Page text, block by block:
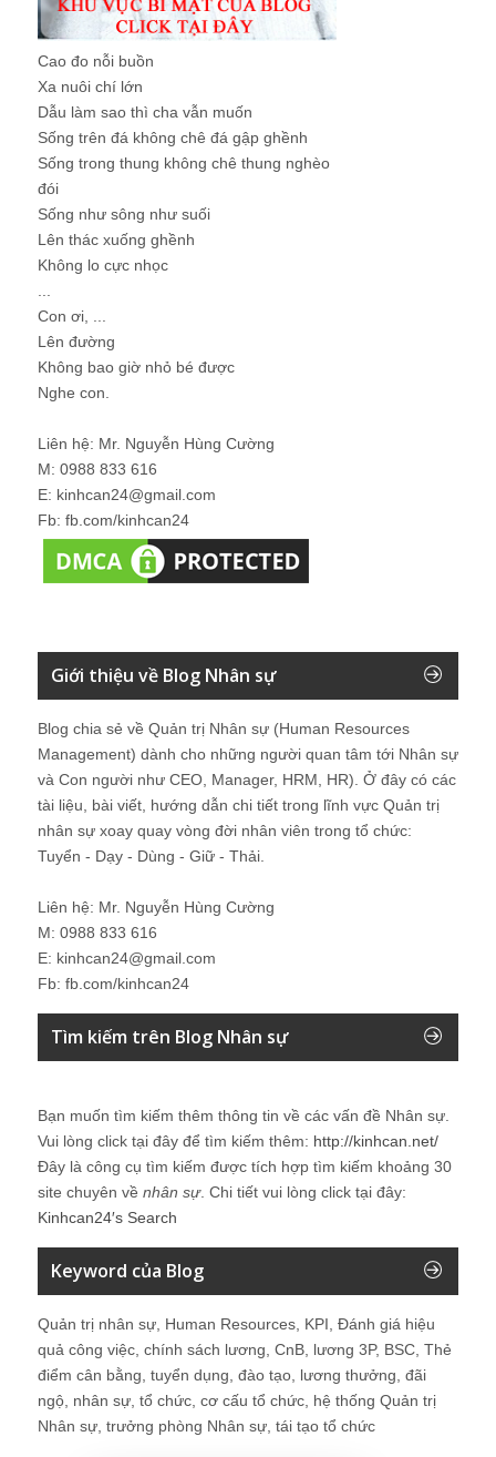
Cao đo nỗi buồn
Xa nuôi chí lớn
Dẫu làm sao thì cha vẫn muốn
Sống trên đá không chê đá gập ghềnh
Sống trong thung không chê thung nghèo
đói
Sống như sông như suối
Lên thác xuống ghềnh
Không lo cực nhọc
Con ơi, ...
Lên đường
Không bao giờ nhỏ bé được
Nghe con.
Liên hệ: Mr. Nguyễn Hùng Cường
M: 0988 833 616
E: kinhcan24@gmail.com
Fb: fb.com/kinhcan24
Giới thiệu về Blog Nhân sự
Blog chia sẻ về Quản trị Nhân sự (Human Resources
Management) dành cho những người quan tâm tới Nhân sự
và Con người như CEO, Manager, HRM, HR). Ở đây có các
tài liệu, bài viết, hướng dẫn chi tiết trong lĩnh vực Quản trị
nhân sự xoay quay vòng đời nhân viên trong tổ chức:
Tuyển - Dạy - Dùng - Giữ - Thải.
Liên hệ: Mr. Nguyễn Hùng Cường
M: 0988 833 616
E: kinhcan24@gmail.com
Fb: fb.com/kinhcan24
Tìm kiếm trên Blog Nhân sự
Bạn muốn tìm kiếm thêm thông tin về các vấn đề Nhân sự
Vui lòng click tại đây để tìm kiếm thêm: http://kinhcan.net/
Đây là công cụ tìm kiếm được tích hợp tìm kiếm khoảng 30
site chuyên về nhân sự. Chi tiết vui lòng click tại đây:
Kinhcan24′s Search
Keyword của Blog
Quản trị nhân sự, Human Resources, KPI, Đánh giá hiệu
quả công việc, chính sách lương, CnB, lương 3P, BSC, Thẻ
điểm cân bằng, tuyển dụng, đào tạo, lương thưởng, đãi
ngộ, nhân sự, tổ chức, cơ cấu tổ chức, hệ thống Quản trị
Nhân sự, trưởng phòng Nhân sự, tái tạo tổ chức